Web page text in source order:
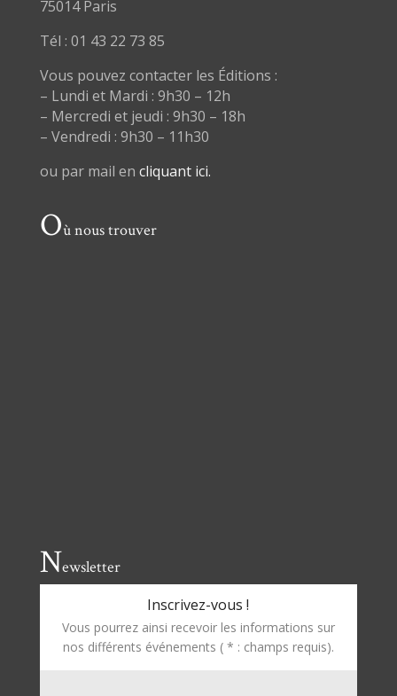
75014 Paris
Tél : 01 43 22 73 85
Vous pouvez contacter les Éditions :
– Lundi et Mardi : 9h30 – 12h
– Mercredi et jeudi : 9h30 – 18h
– Vendredi : 9h30 – 11h30
ou par mail en cliquant ici.
Où nous trouver
Newsletter
Inscrivez-vous !
Vous pourrez ainsi recevoir les informations sur
nos différents événements ( * : champs requis).